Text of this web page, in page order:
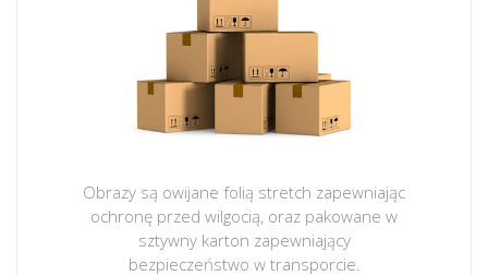
Obrazy są owijane folią stretch zapewniając
ochronę przed wilgocią, oraz pakowane w
sztywny karton zapewniający
bezpieczeństwo w transporcie.